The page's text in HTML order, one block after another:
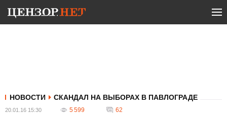
НОВОСТИ СКАНДАЛ НА ВЫБОРАХ В ПАВЛОГРАДЕ
20.01.16 15:30 5 599 62